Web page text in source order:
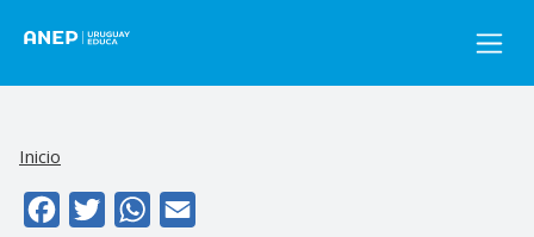
Inicio
FacebookTwitterWhatsApp